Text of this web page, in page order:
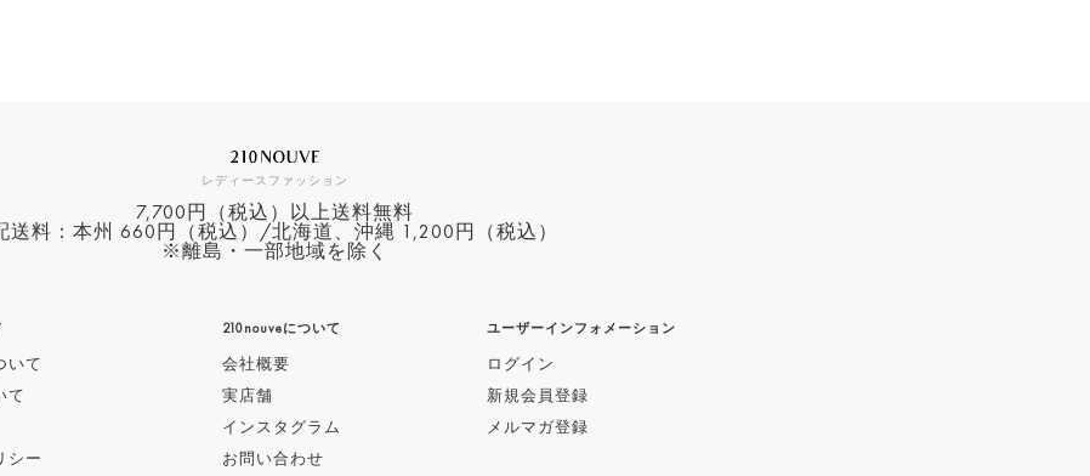
レディースファッション
7,700円（税込）以上送料無料
送料：本州 660円（税込）/北海道、沖縄 1,200円（税込）
※離島・一部地域を除く
いて
て
シー
210nouveについて
会社概要
実店舗
インスタグラム
お問い合わせ
ユーザーインフォメーション
ログイン
新規会員登録
メルマガ登録